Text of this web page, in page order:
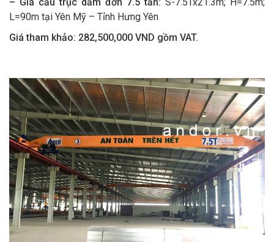
L=90m tại Yên Mỹ – Tỉnh Hưng Yên
Giá tham khảo: 282,500,000 VND gồm VAT.